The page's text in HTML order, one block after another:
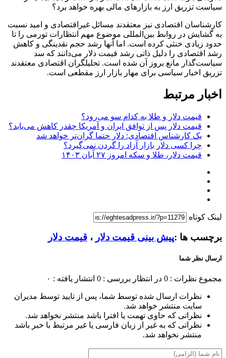
سیاست‌ تزریق ارز به بازارهای مالی بهره خواهد برد؟
کارشناسان اقتصادی نیز معتقدند مسائل غیراقتصادی و امید نسبت
به گشایش‌ در روابط بین‌المللی موضوع مهم انتظارات تورمی را تا
حدود زیادی خنثی کرده است. اما آنها رشد حجم نقدینگی و کاهش
رشد اقتصادی را دلیل ذاتی رشد قیمت دلار می‌دانند که سد
سیاست‌گذار مانع بروز آن شده است. تحلیلگران اقتصادی معتقدند
تزریق اخبار سیاسی برای مهار بازار ارز مقطعی است.
اخبار مرتبط
قیمت دلار و طلا به کدام سو می‌رود؟
قیمت دلار پس از توافق ایران و آمریکا چقدر کاهش می‌یابد؟
یک کارشناس اقتصادی: دلار حتما گران‌تر خواهد شد
چرا کسی دلار بازار آزاد را گردن نمی‌گیرد؟
قیمت دلار، طلا و سکه امروز ۲۷ آبان ۱۴۰۳
لینک کوتاه
برچسب ها :پیش بینی قیمت دلار ، قیمت دلار
ارسال نظر شما
مجموع نظرات : 0 در انتظار بررسی : 0 انتشار یافته : ۰
نظرات ارسال شده توسط شما، پس از تایید توسط مدیران
سایت منتشر خواهد شد.
نظراتی که حاوی تهمت یا افترا باشد منتشر نخواهد شد.
نظراتی که به غیر از زبان فارسی یا غیر مرتبط با خبر باشد
منتشر نخواهد شد.